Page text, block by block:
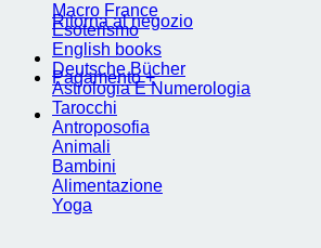
Ritorna al negozio
Pagamento +
Macro France
Esoterismo
English books
Deutsche Bücher
Astrologia E Numerologia
Tarocchi
Antroposofia
Animali
Bambini
Alimentazione
Yoga